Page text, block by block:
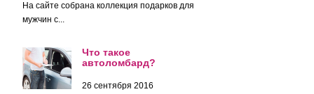
На сайте собрана коллекция подарков для
мужчин с...
Что такое
автоломбард?
26 сентября 2016